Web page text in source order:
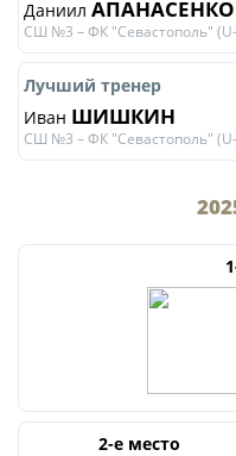
Даниил АПАНАСЕНКО
СШ №3 – ФК "Севастополь"
Лучший тренер
Иван ШИШКИН
СШ №3 – ФК "Севастополь"
2-е место